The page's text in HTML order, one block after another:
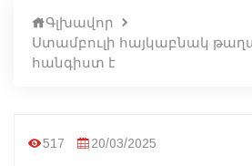
Գլխավոր
Ստամբուլի հայկաբնակ
հանգիստ է
517 20/03/2025